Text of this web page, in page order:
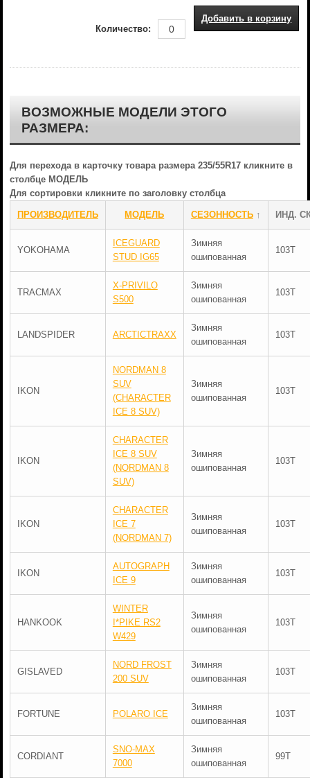
Добавить в корзину
Количество:
ВОЗМОЖНЫЕ МОДЕЛИ ЭТОГО
РАЗМЕРА:
Для перехода в карточку товара размера 235/55R17 кликните в
столбце МОДЕЛЬ
Для сортировки кликните по заголовку столбца
ПРОИЗВОДИТЕЛЬ МОДЕЛЬ СЕЗОННОСТЬ↑ ИНД.
YOKOHAMA
ICEGUARD
STUD IG65
Зимняя
ошипованная
103T
TRACMAX
X-PRIVILO
S500
Зимняя
ошипованная
103T
LANDSPIDER ARCTICTRAXX
Зимняя
ошипованная
103T
IKON
NORDMAN 8
SUV
(CHARACTER
ICE 8 SUV)
Зимняя
ошипованная
103T
IKON
CHARACTER
ICE 8 SUV
(NORDMAN 8
SUV)
Зимняя
ошипованная
103T
IKON
CHARACTER
ICE 7
(NORDMAN 7)
Зимняя
ошипованная
103T
IKON
AUTOGRAPH
ICE 9
Зимняя
ошипованная
103T
HANKOOK
WINTER
I*PIKE RS2
W429
Зимняя
ошипованная
103T
GISLAVED
NORD FROST
200 SUV
Зимняя
ошипованная
103T
FORTUNE POLARO ICE
Зимняя
ошипованная
103T
CORDIANT
SNO-MAX
7000
Зимняя
ошипованная
99T